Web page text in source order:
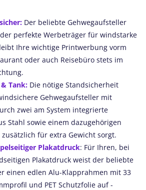
Der beliebte Gehwegaufsteller
perfekte Werbeträger für windstarke
Ihre wichtige Printwerbung vorm
oder auch Reisebüro stets im
Tank: Die nötige Standsicherheit
Gehwegaufsteller mit
zwei am System integrierte
Stahl sowie einem dazugehörigen
für extra Gewicht sorgt.
Plakatdruck: Für Ihren, bei
Plakatdruck weist der beliebte
einen edlen Alu-Klapprahmen mit 33
und PET Schutzfolie auf -